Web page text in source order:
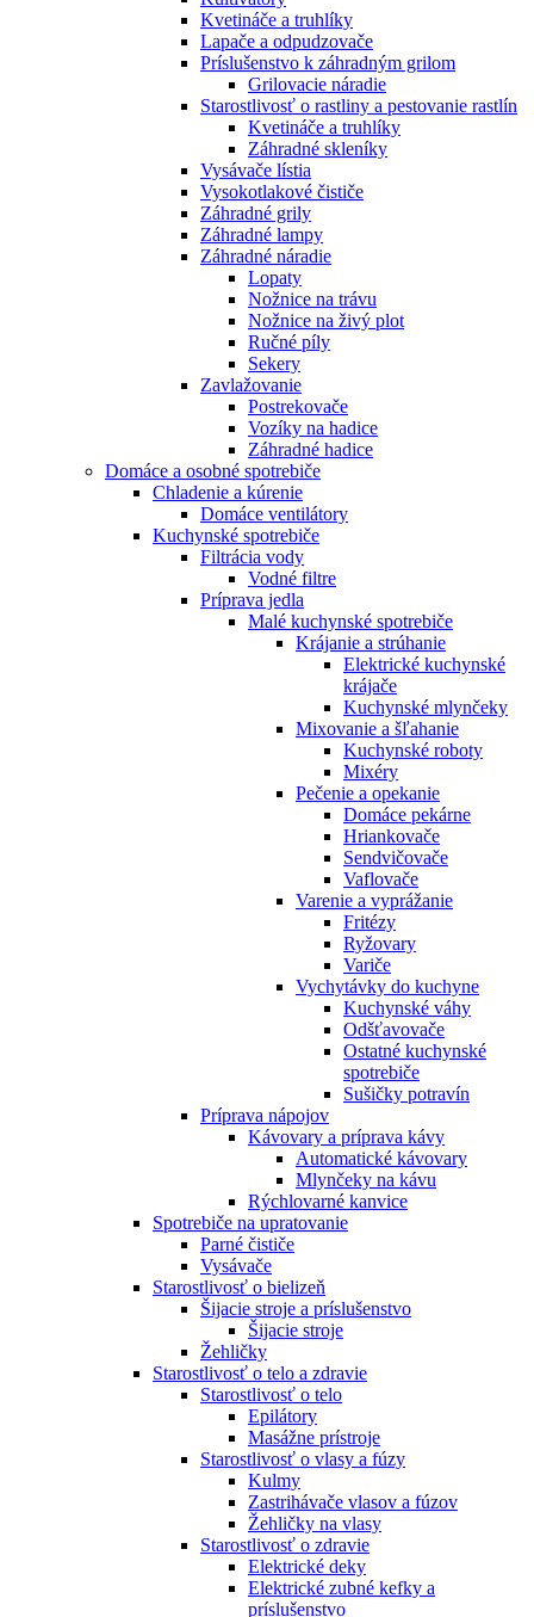
Kvetináče a truhlíky
Lapače a odpudzovače
Príslušenstvo k záhradným grilom
Grilovacie náradie
Starostlivosť o rastliny a pestovanie rastlín
Kvetináče a truhlíky
Záhradné skleníky
Vysávače lístia
Vysokotlakové čističe
Záhradné grily
Záhradné lampy
Záhradné náradie
Lopaty
Nožnice na trávu
Nožnice na živý plot
Ručné píly
Sekery
Zavlažovanie
Postrekovače
Vozíky na hadice
Záhradné hadice
Domáce a osobné spotrebiče
Chladenie a kúrenie
Domáce ventilátory
Kuchynské spotrebiče
Filtrácia vody
Vodné filtre
Príprava jedla
Malé kuchynské spotrebiče
Krájanie a strúhanie
Elektrické kuchynské
krájače
Kuchynské mlynčeky
Mixovanie a šľahanie
Kuchynské roboty
Mixéry
Pečenie a opekanie
Domáce pekárne
Hriankovače
Sendvičovače
Vaflovače
Varenie a vyprážanie
Fritézy
Ryžovary
Variče
Vychytávky do kuchyne
Kuchynské váhy
Odšťavovače
Ostatné kuchynské
spotrebiče
Sušičky potravín
Príprava nápojov
Kávovary a príprava kávy
Automatické kávovary
Mlynčeky na kávu
Rýchlovarné kanvice
Spotrebiče na upratovanie
Parné čističe
Vysávače
Starostlivosť o bielizeň
Šijacie stroje a príslušenstvo
Šijacie stroje
Žehličky
Starostlivosť o telo a zdravie
Starostlivosť o telo
Epilátory
Masážne prístroje
Starostlivosť o vlasy a fúzy
Kulmy
Zastrihávače vlasov a fúzov
Žehličky na vlasy
Starostlivosť o zdravie
Elektrické deky
Elektrické zubné kefky a
príslušenstvo